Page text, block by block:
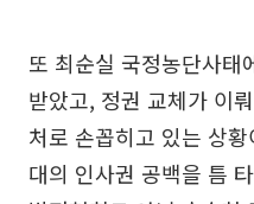
또 최순실 국정농단사태
받았고, 정권 교체가 이
처로 손꼽히고 있는 상
대의 인사권 공백을 틈